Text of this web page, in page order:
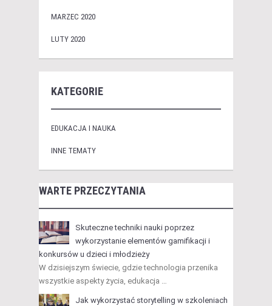
MARZEC 2020
LUTY 2020
KATEGORIE
EDUKACJA I NAUKA
INNE TEMATY
WARTE PRZECZYTANIA
Skuteczne techniki nauki poprzez
wykorzystanie elementów gamifikacji i
konkursów u dzieci i młodzieży
W dzisiejszym świecie, gdzie technologia przenika
wszystkie aspekty życia, edukacja …
Jak wykorzystać storytelling w szkoleniach